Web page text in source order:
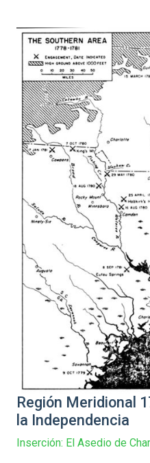
Región Meridional
la Independencia
Inserción: El Asedio de